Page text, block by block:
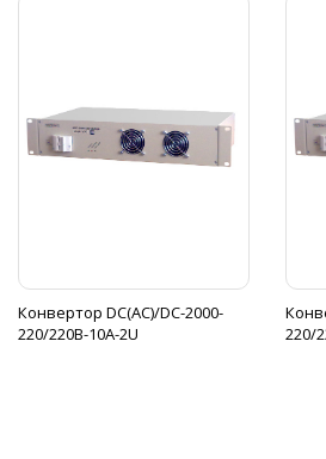
Конвертор DC(АС)/DC-2000-
220/220В-10А-2U
220/